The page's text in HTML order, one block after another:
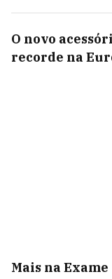
O novo
recorde na
Mais na Exame